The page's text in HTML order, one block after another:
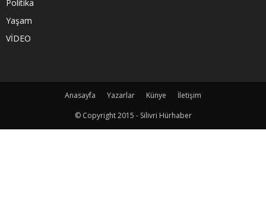
Politika
Yaşam
VİDEO
Anasayfa Yazarlar Künye
İletişim
© Copyright 2015 - Silivri Hürhaber